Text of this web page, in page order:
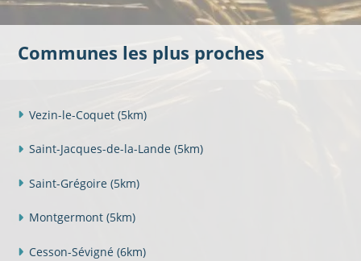
Communes les plus proches
Vezin-le-Coquet (5km)
Saint-Jacques-de-la-Lande (5km)
Saint-Grégoire (5km)
Montgermont (5km)
Cesson-Sévigné (6km)